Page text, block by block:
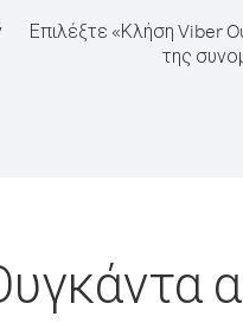
Επιλέξτε «Κλήση Viber
της